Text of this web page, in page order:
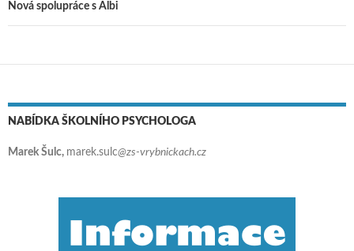
Nová spolupráce s Albi
NABÍDKA ŠKOLNÍHO PSYCHOLOGA
Marek Šulc, marek.sulc@zs-vrybnickach.cz